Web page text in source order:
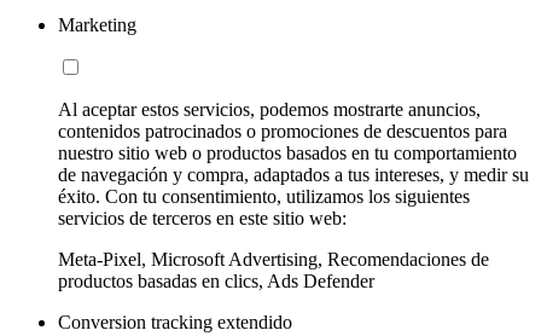
Marketing
Al aceptar estos servicios, podemos mostrarte anuncios,
contenidos patrocinados o promociones de descuentos para
nuestro sitio web o productos basados en tu comportamiento
de navegación y compra, adaptados a tus intereses, y medir su
éxito. Con tu consentimiento, utilizamos los siguientes
servicios de terceros en este sitio web:
Meta-Pixel, Microsoft Advertising, Recomendaciones de
productos basadas en clics, Ads Defender
Conversion tracking extendido